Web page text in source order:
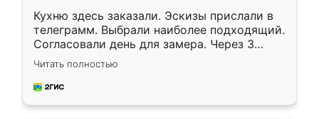
Кухню здесь заказали. Эскизы прислали в
телеграмм. Выбрали наиболее подходящий.
Согласовали день для замера. Через 3
недели кухня была уже готова. Остались
довольны работой. Спасибо Ренессанс
мебель за качественную работу!
Читать полностью